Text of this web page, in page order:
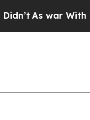
With Iran Drove